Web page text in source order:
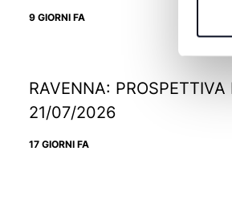
9 GIORNI FA
RAVENNA: PROSPETTIVA
21/07/2026
17 GIORNI FA